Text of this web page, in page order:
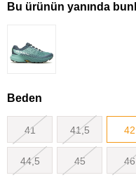
Bu ürünün yanında
Beden
41 41,5 42
44,5 45 46